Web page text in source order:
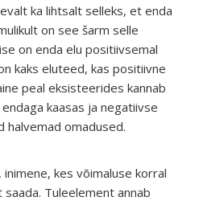
ka lihtsalt selleks, et enda
on see šarm selle
on enda elu positiivsemal
kaks eluteed, kas positiivne
peal eksisteerides kannab
kaasas ja negatiivse
halvemad omadused.
kes võimaluse korral
Tuleelement annab